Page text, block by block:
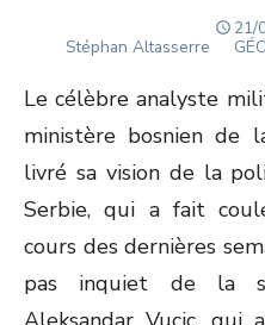
ON
21/
Author
Stéphan Altasserre
Le célèbre analyste
ministère bosnien de
livré sa vision de la
Serbie, qui a fait
cours des dernières
pas inquiet de la